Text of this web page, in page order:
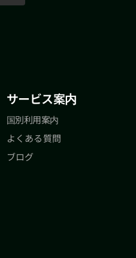
サービス案内
国別利用案内
よくある質問
ブログ